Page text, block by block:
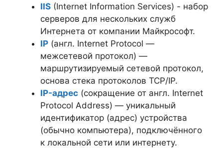
IIS (Internet Information Services) - набор
серверов для нескольких служб
Интернета от компании Майкрософт.
IP (англ. Internet Protocol —
межсетевой протокол) —
маршрутизируемый сетевой протокол,
основа стека протоколов TCP/IP.
IP-адрес (сокращение от англ. Internet
Protocol Address) — уникальный
идентификатор (адрес) устройства
(обычно компьютера), подключённого
к локальной сети или интернету.